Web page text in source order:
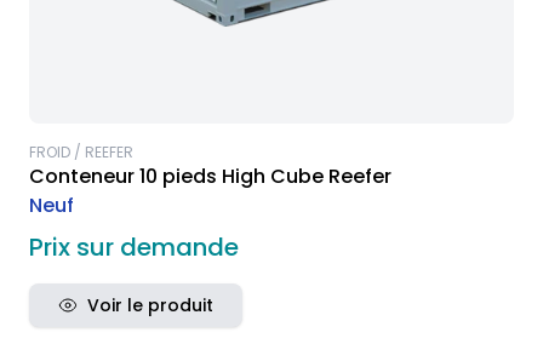
FROID / REEFER
Conteneur 10 pieds High Cube Reefer
Neuf
Prix sur demande
Voir le produit